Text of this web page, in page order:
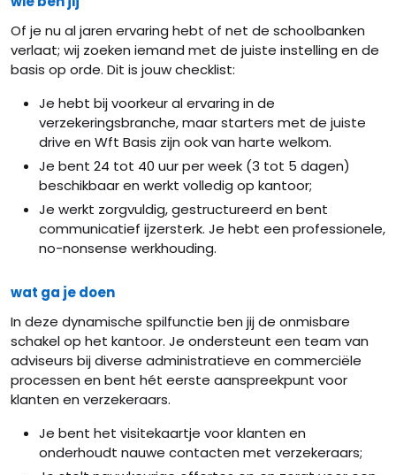
Of je nu al jaren ervaring hebt of net de schoolbanken
verlaat; wij zoeken iemand met de juiste instelling en de
basis op orde. Dit is jouw checklist:
Je hebt bij voorkeur al ervaring in de
verzekeringsbranche, maar starters met de juiste
drive en Wft Basis zijn ook van harte welkom.
Je bent 24 tot 40 uur per week (3 tot 5 dagen)
beschikbaar en werkt volledig op kantoor;
Je werkt zorgvuldig, gestructureerd en bent
communicatief ijzersterk. Je hebt een professionele,
no-nonsense werkhouding.
wat ga je doen
In deze dynamische spilfunctie ben jij de onmisbare
schakel op het kantoor. Je ondersteunt een team van
adviseurs bij diverse administratieve en commerciële
processen en bent hét eerste aanspreekpunt voor
klanten en verzekeraars.
Je bent het visitekaartje voor klanten en
onderhoudt nauwe contacten met verzekeraars;